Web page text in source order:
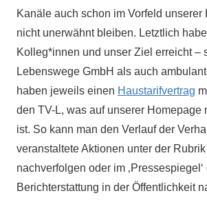
Kanäle auch schon im Vorfeld unserer
nicht unerwähnt bleiben. Letztlich
Kolleg*innen und unser Ziel erreicht –
Lebenswege GmbH als auch
haben jeweils einen Haustarifvertrag
den TV-L, was auf unserer Homepage
ist. So kann man den Verlauf der
veranstaltete Aktionen unter der Rubrik
nachverfolgen oder im ‚Pressespiegel‘
Berichterstattung in der Öffentlichkeit